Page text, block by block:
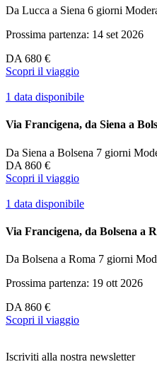
Da Lucca a Siena 6 giorni
Prossima partenza: 14 set 2026
DA 680 €
Scopri il viaggio
1 data disponibile
Via Francigena, da Siena a
Da Siena a Bolsena 7 giorni
DA 860 €
Scopri il viaggio
1 data disponibile
Via Francigena, da Bolsena a
Da Bolsena a Roma 7 giorni
Prossima partenza: 19 ott 2026
DA 860 €
Scopri il viaggio
Iscriviti alla nostra newsletter